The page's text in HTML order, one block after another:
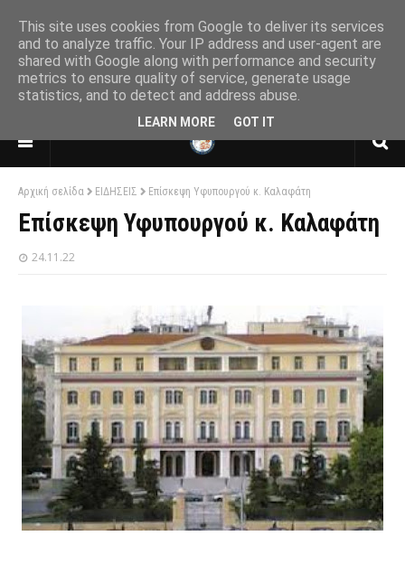
ΕΝΩΣΗ ΑΠΟΣΤΡΑΤΩΝ ΑΞΙΩΜΑΤΙΚΩΝ
ΑΕΡΟΠΟΡΙΑΣ
ΠΑΡΑΡΤΗΜΑ ΘΕΣΣΑΛΟΝΙΚΗΣ
Αρχική σελίδα ΕΙΔΗΣΕΙΣ Επίσκεψη Υφυπουργού κ. Καλαφάτη
Επίσκεψη Υφυπουργού κ. Καλαφάτη
24.11.22
This site uses cookies from Google to deliver its services
and to analyze traffic. Your IP address and user-agent are
shared with Google along with performance and security
metrics to ensure quality of service, generate usage
statistics, and to detect and address abuse.
LEARN MORE GOT IT